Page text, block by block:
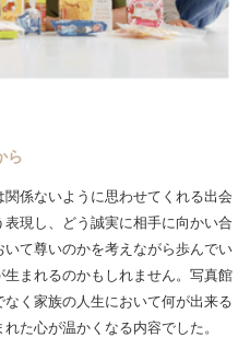
ら
係ないように思わせてくれる出会
現し、どう誠実に相手に向かい合
て尊いのかを考えながら歩んでい
まれるのかもしれません。写真館
く家族の人生において何が出来る
た心が温かくなる内容でした。